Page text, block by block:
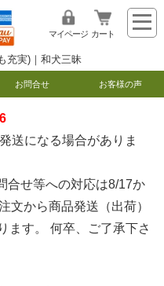
充実)｜和犬三昧
マイページ カート
お問合せ お客様の声
送になる場合がありま
合せ等への対応は8/17か
文から商品発送（出荷）
ます。 何卒、ご了承下さ